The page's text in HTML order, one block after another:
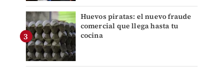
Huevos piratas: el nuevo fraude
comercial que llega hasta tu
cocina